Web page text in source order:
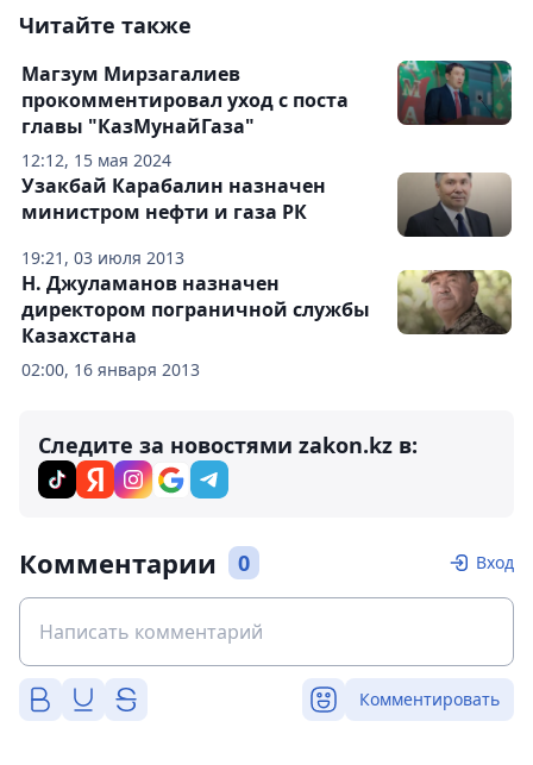
Читайте также
12:12, 15 мая 2024
Магзум Мирзагалиев
прокомментировал уход с поста
главы "КазМунайГаза"
19:21, 03 июля 2013
Узакбай Карабалин назначен
министром нефти и газа РК
02:00, 16 января 2013
Н. Джуламанов назначен
директором пограничной службы
Казахстана
Следите за новостями zakon.kz в:
Комментарии 0 Вход
Комментировать